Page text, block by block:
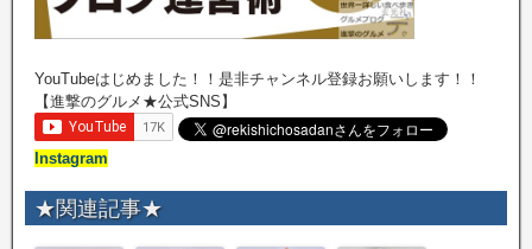
YouTubeはじめました！！是非チャンネル登録お願いします！！
【進撃のグルメ★公式SNS】
Instagram
★関連記事★